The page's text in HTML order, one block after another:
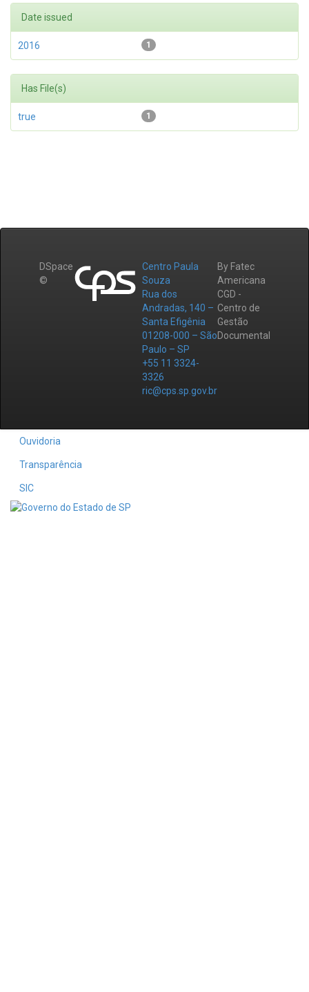
Date issued
1
2016
Has File(s)
1
true
DSpace
©
Centro Paula
Souza
Rua dos
Andradas, 140 –
Santa Efigênia
01208-000 – São
Paulo – SP
+55 11 3324-
3326
ric@cps.sp.gov.br
By Fatec
Americana
CGD -
Centro de
Gestão
Documental
Ouvidoria
Transparência
SIC